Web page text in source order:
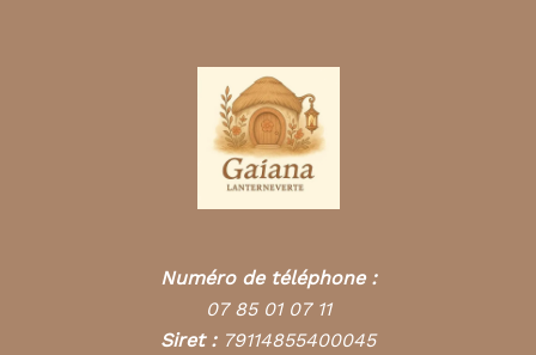
Numéro de téléphone :
07 85 01 07 11
Siret : 79114855400045